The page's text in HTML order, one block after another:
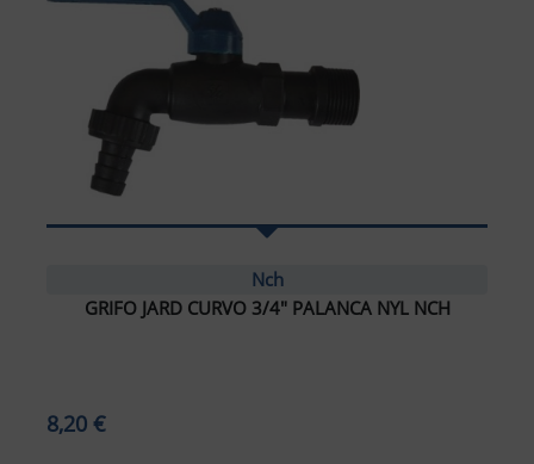
Nch
GRIFO JARD CURVO 3/4" PALANCA NYL NCH
8,20 €